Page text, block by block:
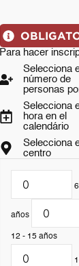
Para hacer
Selecciona
número de
personas
Selecciona
hora en el
calendário
Selecciona
centro
años
12 - 15 años